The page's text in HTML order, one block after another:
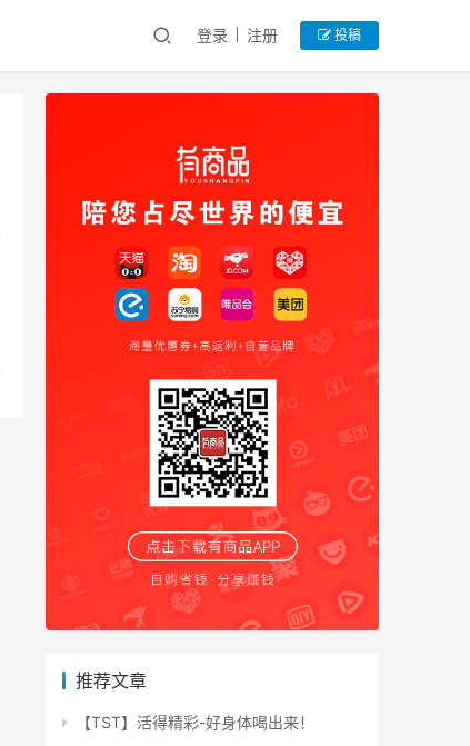
登录 注册 投稿
推荐文章
【TST】活得精彩-好身体喝出来！